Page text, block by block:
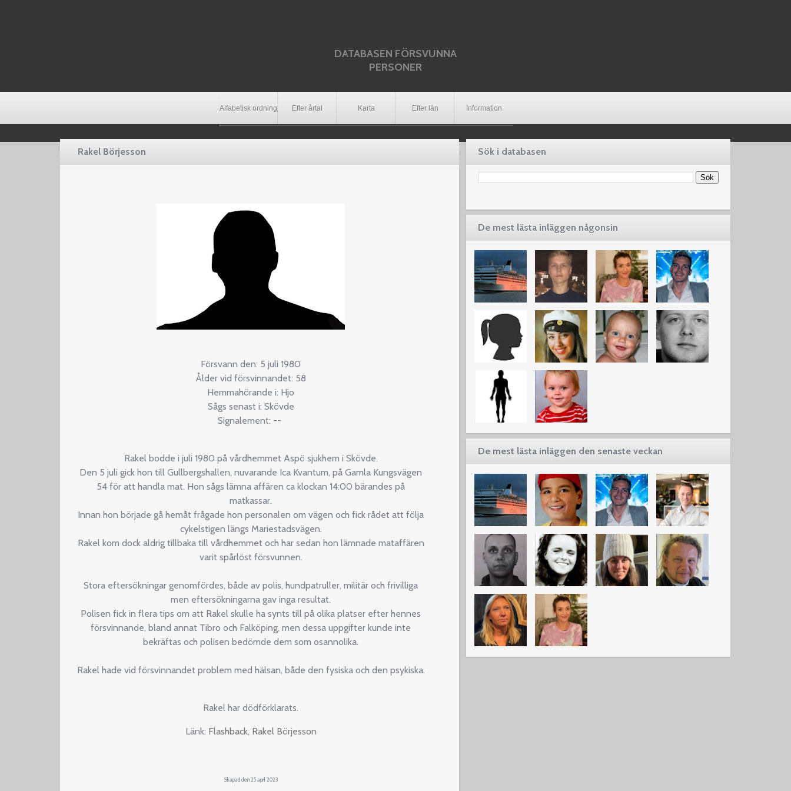
DATABASEN FÖRSVUNNA
PERSONER
Alfabetisk ordning Efter årtal Karta Efter län Information
Rakel Börjesson
Försvann den: 5 juli 1980
Ålder vid försvinnandet: 58
Hemmahörande i: Hjo
Sågs senast i: Skövde
Signalement: --
Rakel bodde i juli 1980 på vårdhemmet Aspö sjukhem i Skövde.
Den 5 juli gick hon till Gullbergshallen, nuvarande Ica Kvantum, på Gamla Kungsvägen
54 för att handla mat. Hon sågs lämna affären ca klockan 14:00 bärandes på
matkassar.
Innan hon började gå hemåt frågade hon personalen om vägen och fick rådet att följa
cykelstigen längs Mariestadsvägen.
Rakel kom dock aldrig tillbaka till vårdhemmet och har sedan hon lämnade mataffären
varit spårlöst försvunnen.
Stora eftersökningar genomfördes, både av polis, hundpatruller, militär och frivilliga
men eftersökningarna gav inga resultat.
Polisen fick in flera tips om att Rakel skulle ha synts till på olika platser efter hennes
försvinnande, bland annat Tibro och Falköping, men dessa uppgifter kunde inte
bekräftas och polisen bedömde dem som osannolika.
Rakel hade vid försvinnandet problem med hälsan, både den fysiska och den psykiska.
Rakel har dödförklarats.
Länk: Flashback, Rakel Börjesson
Skapad den 25 april 2023
Sök i databasen
De mest lästa inläggen någonsin
De mest lästa inläggen den senaste veckan